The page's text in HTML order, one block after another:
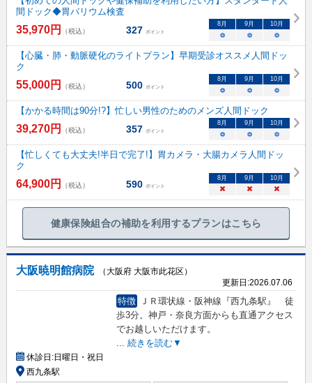
間ドック◆胃バリウム検査
35,970円 （税込） 327 ポイント
8 月 9 月 10月
○ ○ ○
【心臓・肺・動脈硬化のライトプラン】早期受診オススメ人間ドッ
ク
55,000円 （税込） 500 ポイント
8 月 9 月 10月
○ ○ ○
【かかる時間は90分!?】忙しい男性のためのメンズ人間ドック
39,270円 （税込） 357 ポイント
8 月 9 月 10月
○ ○ ○
【忙しくても大丈夫!半日で完了!】胃カメラ・大腸カメラ人間ドッ
ク
64,900円 （税込） 590 ポイント
8 月 9 月 10月
× × ×
健康保険組合の補助を利用するプランはこちら
大阪暁明館病院
（大阪府 大阪市此花区）
更新日:2026.07.06
特徴
ＪＲ環状線・阪神線『西九条駅』 徒
歩3分。神戸・奈良方面からも直通アクセス
でお越しいただけます。
... 続きを読む▼
休診日:日曜日・祝日
西九条駅